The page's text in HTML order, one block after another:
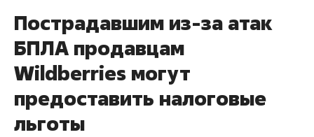
Пострадавшим из-за атак
БПЛА продавцам
Wildberries могут
предоставить налоговые
льготы